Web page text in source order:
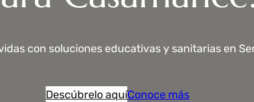
con soluciones educativas y sanitarias en
Descúbrelo aquíConoce más